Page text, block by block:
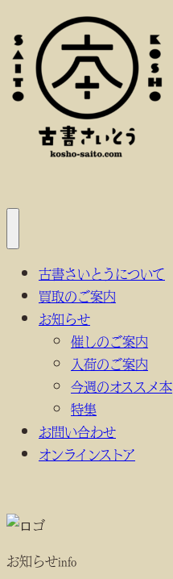
容
を
ス
キ
ュ
を
開
古書さいとうについて
買取のご案内
お知らせ
催しのご案内
入荷のご案内
今週のオススメ本
特集
お問い合わせ
オンラインストア
お知らせinfo